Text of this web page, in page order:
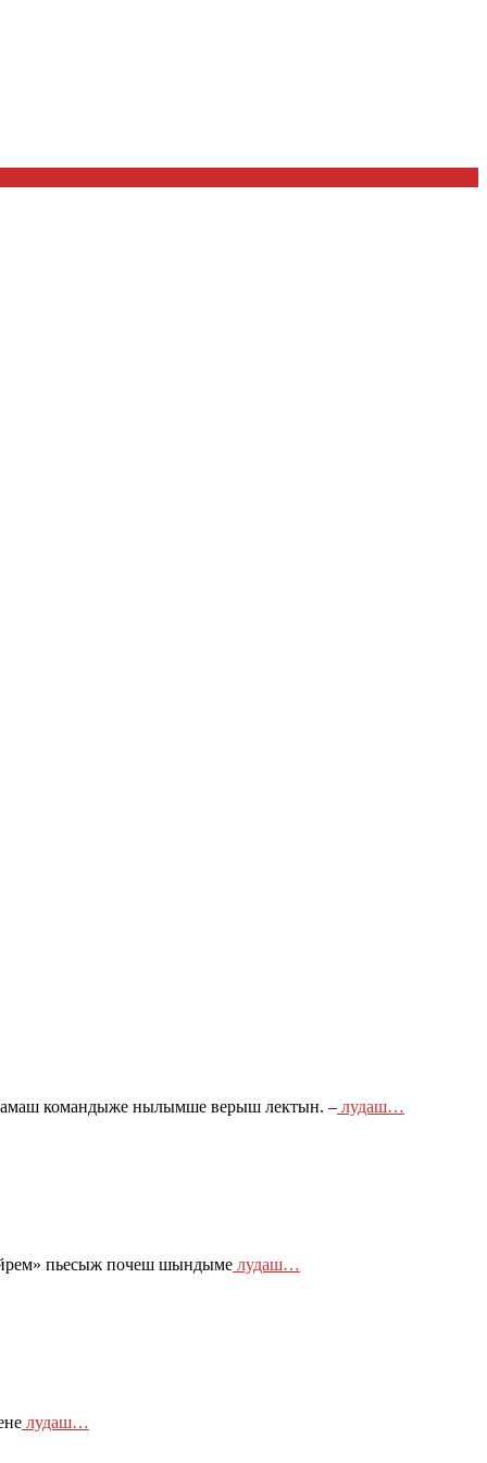
командыже нылымше верыш лектын. – лудаш…
пьесыж почеш шындыме лудаш…
лудаш…